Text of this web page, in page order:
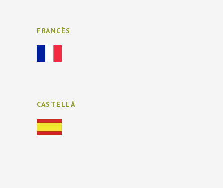
FRANCÈS
CASTELLÀ